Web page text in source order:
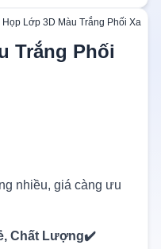
Họp Lớp 3D Màu Trắng Phối Xanh
Trắng Phối
nhiều, giá càng ưu
Chất Lượng✔️